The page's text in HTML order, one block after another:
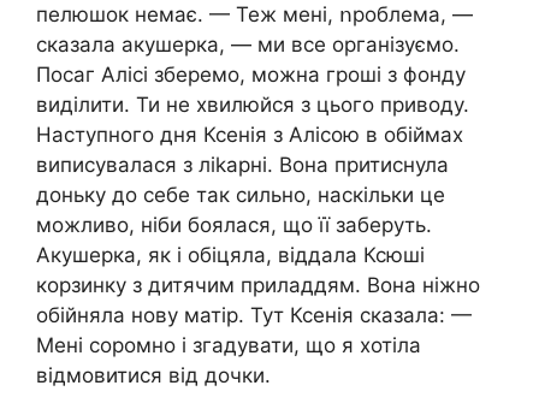
пелюшок немає. — Теж мені, ոроблема, —
сказала акушерка, — ми все організуємо.
Посаг Алісі зберемо, можна гроші з фонду
виділити. Ти не хвилюйся з цього приводу.
Наступного дня Ксенія з Алісою в обіймах
виписувалася з лikapні. Вона притиснула
доньку до себе так сильно, наскільки це
можливо, ніби боялася, що її заберуть.
Акушерка, як і обіцяла, віддала Ксюші
корзинку з дитячим приладдям. Вона ніжно
обійняла нову матір. Тут Ксенія сказала: —
Мені соромно і згадувати, що я хотіла
відмовитися від дочки.